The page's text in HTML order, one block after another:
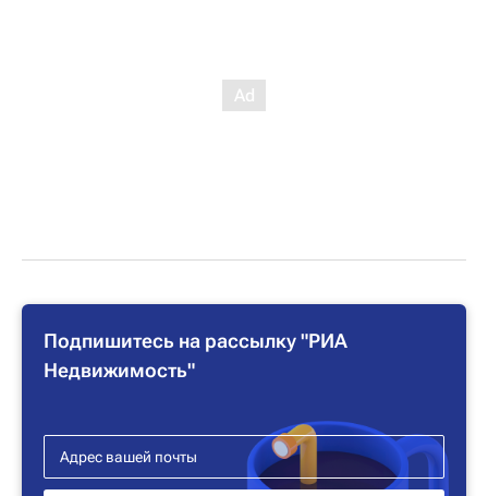
Подпишитесь на рассылку "РИА
Недвижимость"